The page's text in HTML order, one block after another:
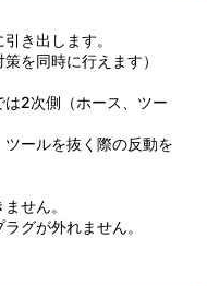
き出します。
を同時に行えます）
2次側（ホース、ツー
ールを抜く際の反動を
せん。
グが外れません。